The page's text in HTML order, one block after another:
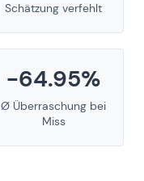
Schätzung verfehlt
-64.95%
Ø Überraschung bei
Miss